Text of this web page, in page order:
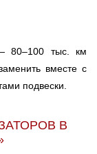
80–100 тыс. км
вместе с
подвески.
В